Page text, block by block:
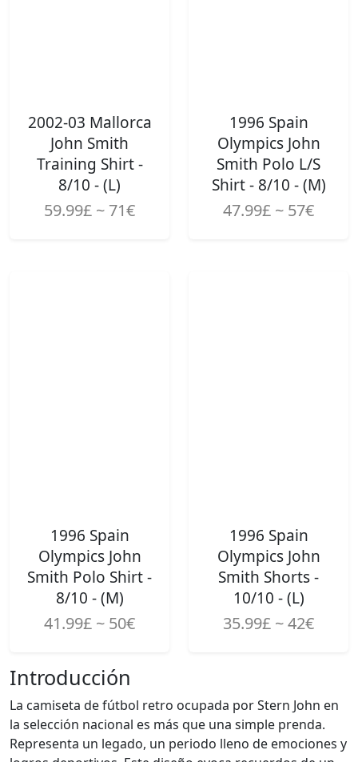
2002-03 Mallorca
John Smith
Training Shirt -
8/10 - (L)
59.99£ ~ 71€
1996 Spain
Olympics John
Smith Polo L/S
Shirt - 8/10 - (M)
47.99£ ~ 57€
1996 Spain
Olympics John
Smith Polo Shirt -
8/10 - (M)
41.99£ ~ 50€
1996 Spain
Olympics John
Smith Shorts -
10/10 - (L)
35.99£ ~ 42€
Introducción
La camiseta de fútbol retro ocupada por Stern John en
la selección nacional es más que una simple prenda.
Representa un legado, un periodo lleno de emociones y